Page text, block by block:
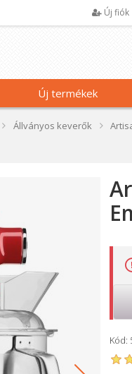
Új fiók
Új termékek
Állványos keverők
Kód: